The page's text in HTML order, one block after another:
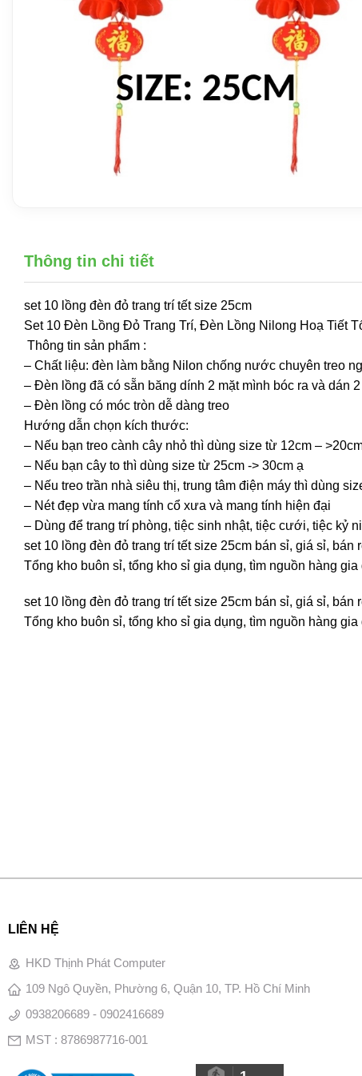
Thông tin chi tiết
set 10 lồng đèn đỏ trang trí tết size 25cm
Set 10 Đèn Lồng Đỏ Trang Trí, Đèn Lồng Nilong Hoạ Tiết
Thông tin sản phẩm :
– Chất liệu: đèn làm bằng Nilon chống nước chuyên treo
– Đèn lồng đã có sẵn băng dính 2 mặt mình bóc ra và dán
– Đèn lồng có móc tròn dễ dàng treo
Hướng dẫn chọn kích thước:
– Nếu bạn treo cành cây nhỏ thì dùng size từ 12cm –
– Nếu bạn cây to thì dùng size từ 25cm -> 30cm ạ
– Nếu treo trần nhà siêu thị, trung tâm điện máy thì dùng
– Nét đẹp vừa mang tính cổ xưa và mang tính hiện đại
– Dùng để trang trí phòng, tiệc sinh nhật, tiệc cưới, tiệc kỷ
set 10 lồng đèn đỏ trang trí tết size 25cm bán sỉ, giá sỉ,
Tổng kho buôn sỉ, tổng kho sỉ gia dụng, tìm nguồn hàng
set 10 lồng đèn đỏ trang trí tết size 25cm bán sỉ, giá sỉ,
Tổng kho buôn sỉ, tổng kho sỉ gia dụng, tìm nguồn hàng
LIÊN HỆ
HKD Thịnh Phát Computer
109 Ngô Quyền, Phường 6, Quận 10, TP. Hồ Chí Minh
0938206689 - 0902416689
MST : 8786987716-001